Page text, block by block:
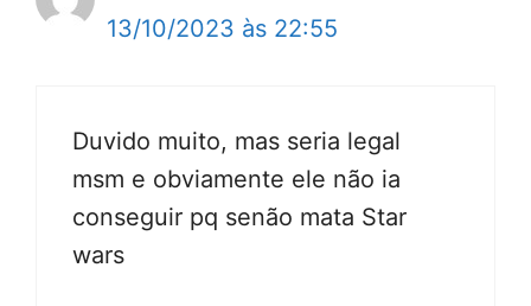
13/10/2023 às 22:55
Duvido muito, mas seria legal
msm e obviamente ele não ia
conseguir pq senão mata Star
wars